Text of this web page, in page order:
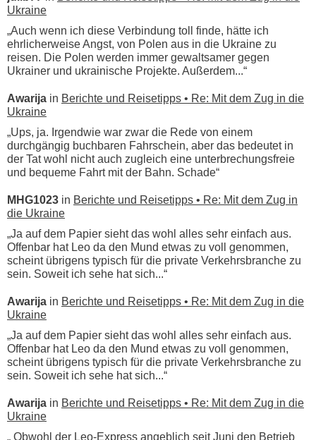
Ukraine
„Auch wenn ich diese Verbindung toll finde, hätte ich
ehrlicherweise Angst, von Polen aus in die Ukraine zu
reisen. Die Polen werden immer gewaltsamer gegen
Ukrainer und ukrainische Projekte. Außerdem...“
Awarija in Berichte und Reisetipps • Re: Mit dem Zug in die
Ukraine
„Ups, ja. Irgendwie war zwar die Rede von einem
durchgängig buchbaren Fahrschein, aber das bedeutet in
der Tat wohl nicht auch zugleich eine unterbrechungsfreie
und bequeme Fahrt mit der Bahn. Schade“
MHG1023 in Berichte und Reisetipps • Re: Mit dem Zug in
die Ukraine
„Ja auf dem Papier sieht das wohl alles sehr einfach aus.
Offenbar hat Leo da den Mund etwas zu voll genommen,
scheint übrigens typisch für die private Verkehrsbranche zu
sein. Soweit ich sehe hat sich...“
Awarija in Berichte und Reisetipps • Re: Mit dem Zug in die
Ukraine
„Ja auf dem Papier sieht das wohl alles sehr einfach aus.
Offenbar hat Leo da den Mund etwas zu voll genommen,
scheint übrigens typisch für die private Verkehrsbranche zu
sein. Soweit ich sehe hat sich...“
Awarija in Berichte und Reisetipps • Re: Mit dem Zug in die
Ukraine
„ Obwohl der Leo-Express angeblich seit Juni den Betrieb